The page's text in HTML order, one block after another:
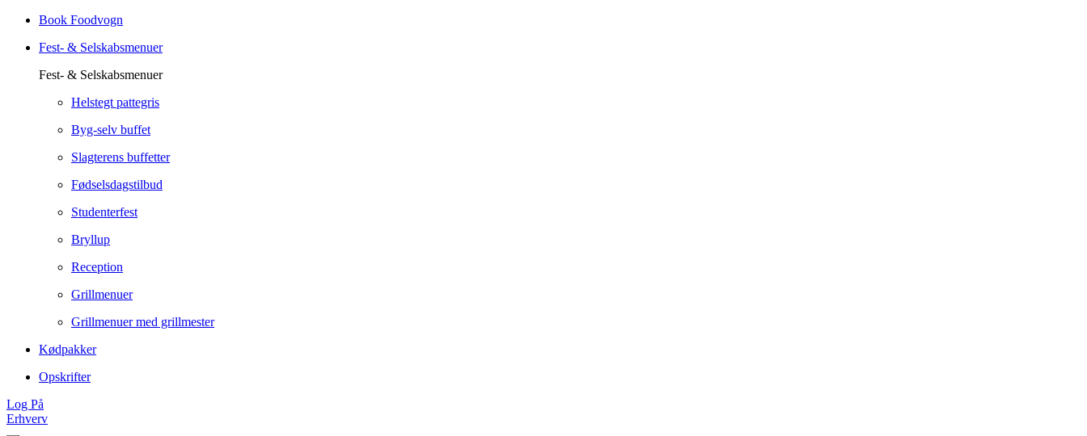
Book Foodvogn
Fest- & Selskabsmenuer
Fest- & Selskabsmenuer
Helstegt pattegris
Byg-selv buffet
Slagterens buffetter
Fødselsdagstilbud
Studenterfest
Bryllup
Reception
Grillmenuer
Grillmenuer med grillmester
Kødpakker
Opskrifter
Log På
Erhverv